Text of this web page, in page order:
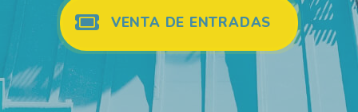
VENTA DE ENTRADAS